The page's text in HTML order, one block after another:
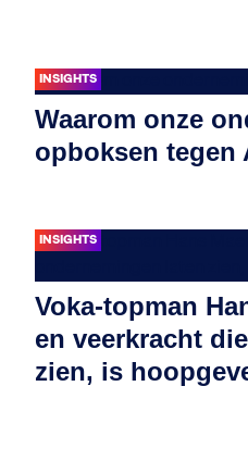
INSIGHTS
Waarom onze
opboksen tegen
INSIGHTS
Voka-topman
en veerkracht
zien, is